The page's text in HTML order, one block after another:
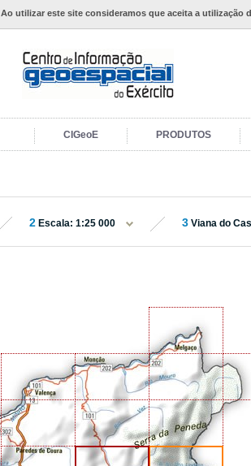
Ao utilizar este site consideramos que aceita a utilização
CIGeoE PRODUTOS
2 Escala: 1:25 000 3 Viana do